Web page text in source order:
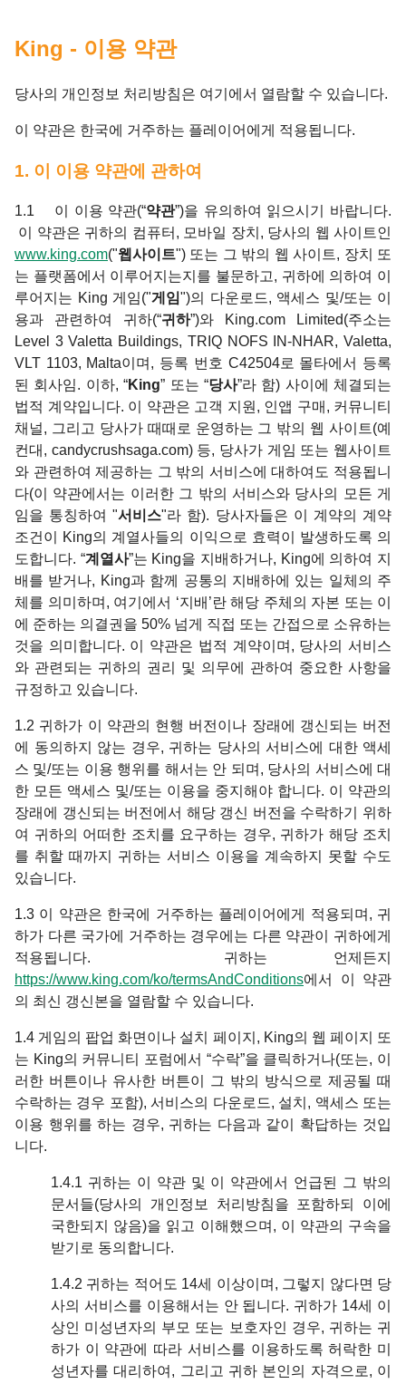
King - 이용 약관
당사의 개인정보 처리방침은 여기에서 열람할 수 있습니다.
이 약관은 한국에 거주하는 플레이어에게 적용됩니다.
1. 이 이용 약관에 관하여
1.1 이 이용 약관(“약관”)을 유의하여 읽으시기 바랍니다.
이 약관은 귀하의 컴퓨터, 모바일 장치, 당사의 웹 사이트인
www.king.com("웹사이트") 또는 그 밖의 웹 사이트, 장치 또
는 플랫폼에서 이루어지는지를 불문하고, 귀하에 의하여 이
루어지는 King 게임("게임")의 다운로드, 액세스 및/또는 이
용과 관련하여 귀하(“귀하”)와 King.com Limited(주소는
Level 3 Valetta Buildings, TRIQ NOFS IN-NHAR, Valetta,
VLT 1103, Malta이며, 등록 번호 C42504로 몰타에서 등록
된 회사임. 이하, “King” 또는 “당사”라 함) 사이에 체결되는
법적 계약입니다. 이 약관은 고객 지원, 인앱 구매, 커뮤니티
채널, 그리고 당사가 때때로 운영하는 그 밖의 웹 사이트(예
컨대, candycrushsaga.com) 등, 당사가 게임 또는 웹사이트
와 관련하여 제공하는 그 밖의 서비스에 대하여도 적용됩니
다(이 약관에서는 이러한 그 밖의 서비스와 당사의 모든 게
임을 통칭하여 "서비스"라 함). 당사자들은 이 계약의 계약
조건이 King의 계열사들의 이익으로 효력이 발생하도록 의
도합니다. “계열사”는 King을 지배하거나, King에 의하여 지
배를 받거나, King과 함께 공통의 지배하에 있는 일체의 주
체를 의미하며, 여기에서 ‘지배’란 해당 주체의 자본 또는 이
에 준하는 의결권을 50% 넘게 직접 또는 간접으로 소유하는
것을 의미합니다. 이 약관은 법적 계약이며, 당사의 서비스
와 관련되는 귀하의 권리 및 의무에 관하여 중요한 사항을
규정하고 있습니다.
1.2 귀하가 이 약관의 현행 버전이나 장래에 갱신되는 버전
에 동의하지 않는 경우, 귀하는 당사의 서비스에 대한 액세
스 및/또는 이용 행위를 해서는 안 되며, 당사의 서비스에 대
한 모든 액세스 및/또는 이용을 중지해야 합니다. 이 약관의
장래에 갱신되는 버전에서 해당 갱신 버전을 수락하기 위하
여 귀하의 어떠한 조치를 요구하는 경우, 귀하가 해당 조치
를 취할 때까지 귀하는 서비스 이용을 계속하지 못할 수도
있습니다.
1.3 이 약관은 한국에 거주하는 플레이어에게 적용되며, 귀
하가 다른 국가에 거주하는 경우에는 다른 약관이 귀하에게
적용됩니다. 귀하는 언제든지
https://www.king.com/ko/termsAndConditions에서 이 약관
의 최신 갱신본을 열람할 수 있습니다.
1.4 게임의 팝업 화면이나 설치 페이지, King의 웹 페이지 또
는 King의 커뮤니티 포럼에서 “수락”을 클릭하거나(또는, 이
러한 버튼이나 유사한 버튼이 그 밖의 방식으로 제공될 때
수락하는 경우 포함), 서비스의 다운로드, 설치, 액세스 또는
이용 행위를 하는 경우, 귀하는 다음과 같이 확답하는 것입
니다.
1.4.1 귀하는 이 약관 및 이 약관에서 언급된 그 밖의
문서들(당사의 개인정보 처리방침을 포함하되 이에
국한되지 않음)을 읽고 이해했으며, 이 약관의 구속을
받기로 동의합니다.
1.4.2 귀하는 적어도 14세 이상이며, 그렇지 않다면 당
사의 서비스를 이용해서는 안 됩니다. 귀하가 14세 이
상인 미성년자의 부모 또는 보호자인 경우, 귀하는 귀
하가 이 약관에 따라 서비스를 이용하도록 허락한 미
성년자를 대리하여, 그리고 귀하 본인의 자격으로, 이